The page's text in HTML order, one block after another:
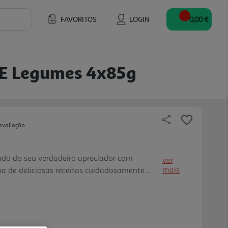
FAVORITOS LOGIN 0,00 €
Legumes 4x85g
do seu verdadeiro apreciador com
de deliciosas receitas cuidadosamente
nossa apaixonada equipa de especialistas
ver
mais